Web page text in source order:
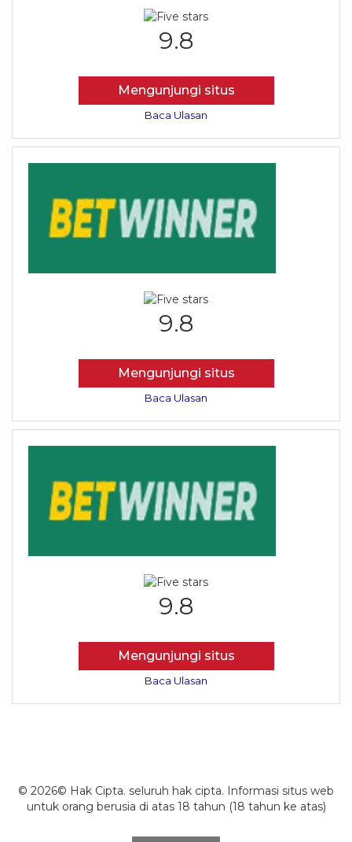
9.8
Mengunjungi situs
Baca Ulasan
9.8
Mengunjungi situs
Baca Ulasan
9.8
Mengunjungi situs
Baca Ulasan
© 2026© Hak Cipta. seluruh hak cipta. Informasi situs web
untuk orang berusia di atas 18 tahun (18 tahun ke atas)